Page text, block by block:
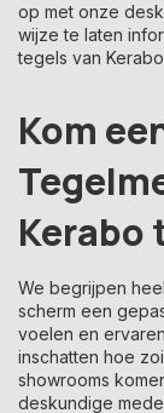
op met onze
wijze te laten
tegels van
Kom
Kerabo
We begrijpen
scherm een
voelen en
inschatten hoe
showrooms
deskundige